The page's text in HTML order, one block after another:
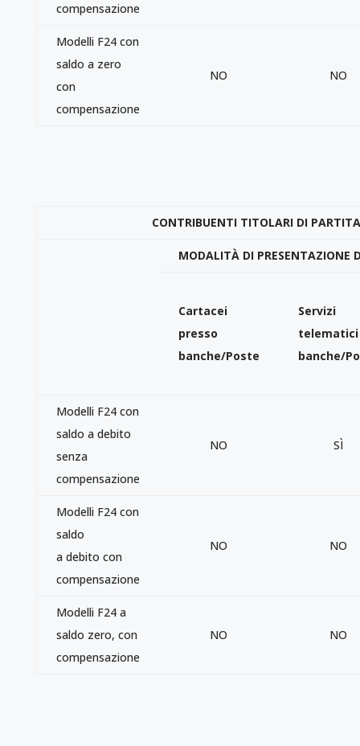
compensazione
Modelli F24 con
saldo a zero
con
compensazione
NO NO
CONTRIBUENTI TITOLARI DI
MODALITÀ DI PRESENTAZIONE
Cartacei
presso
banche/Poste
Servizi
telematici
banche/
Modelli F24 con
saldo a debito
senza
compensazione
NO SÌ
Modelli F24 con
saldo
a debito con
compensazione
NO NO
Modelli F24 a
saldo zero, con
compensazione
NO NO